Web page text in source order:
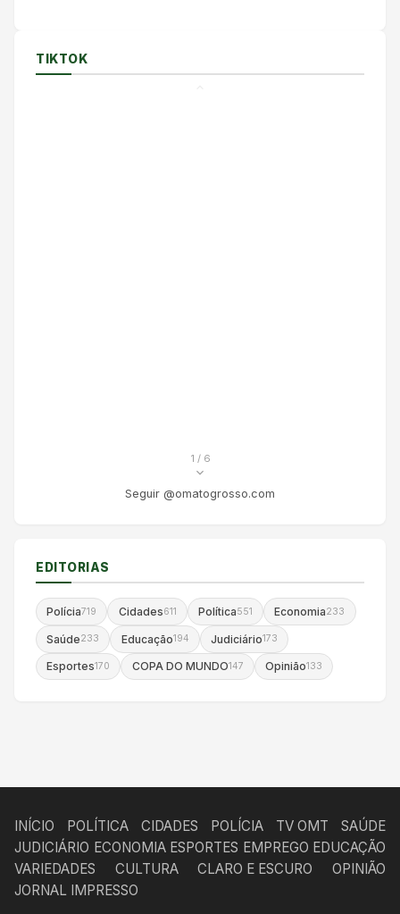
TIKTOK
1 / 6
Seguir @omatogrosso.com
EDITORIAS
Polícia719 Cidades611 Política551 Economia233
Saúde233 Educação194 Judiciário173
Esportes170 COPA DO MUNDO147 Opinião133
INÍCIO POLÍTICA CIDADES POLÍCIA TV OMT
SAÚDE
JUDICIÁRIO ECONOMIA ESPORTES EMPREGO EDUCAÇÃO
VARIEDADES
CULTURA CLARO E ESCURO
OPINIÃO
JORNAL IMPRESSO